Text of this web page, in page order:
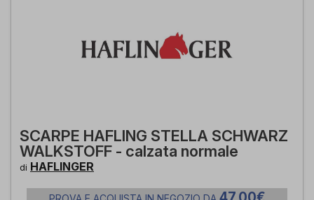
SCARPE HAFLING STELLA SCHWARZ
WALKSTOFF - calzata normale
di HAFLINGER